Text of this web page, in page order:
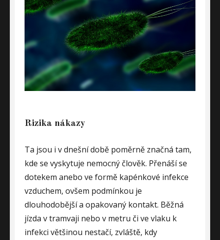
Rizika nákazy
Ta jsou i v dnešní době poměrně značná tam,
kde se vyskytuje nemocný člověk. Přenáší se
dotekem anebo ve formě kapénkové infekce
vzduchem, ovšem podmínkou je
dlouhodobější a opakovaný kontakt. Běžná
jízda v tramvaji nebo v metru či ve vlaku k
infekci většinou nestačí, zvláště, kdy